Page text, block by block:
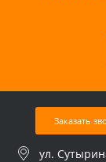
Заказать
ул.